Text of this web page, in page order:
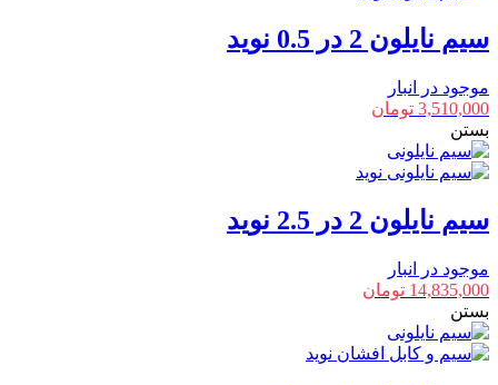
سیم نایلون 2 در 0.5 نوید
موجود در انبار
3,510,000 تومان
بستن
سیم نایلون 2 در 2.5 نوید
موجود در انبار
14,835,000 تومان
بستن